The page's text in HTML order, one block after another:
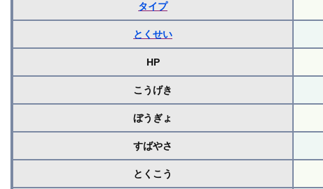
タイプ
とくせい
HP
こうげき
ぼうぎょ
すばやさ
とくこう